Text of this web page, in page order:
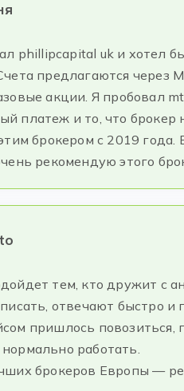
phillipcapital uk и хотел
предлагаются через
акции. Я пробовал
платеж и то, что брокер
брокером с 2019
рекомендую этого
тем, кто дружит с
отвечают быстро и
пришлось повозиться,
работать.
брокеров Европы —